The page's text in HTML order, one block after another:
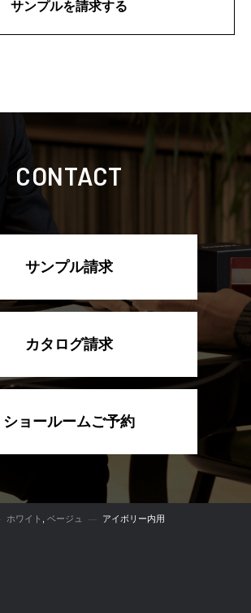
サンプルを請求する
CONTACT
サンプル請求
カタログ請求
ショールームご予約
ホワイト ベージュ アイボリー内用